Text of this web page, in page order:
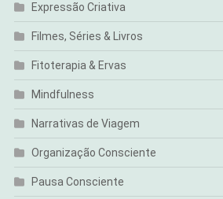
Expressão Criativa
Filmes, Séries & Livros
Fitoterapia & Ervas
Mindfulness
Narrativas de Viagem
Organização Consciente
Pausa Consciente